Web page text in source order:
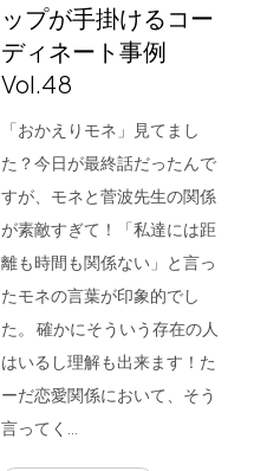
0965-52-0323
096-274-8175
0965-45-9282
ップが手掛けるコー
ディネート事例
Vol.48
「おかえりモネ」見てまし
た？今日が最終話だったんで
すが、モネと菅波先生の関係
が素敵すぎて！「私達には距
離も時間も関係ない」と言っ
たモネの言葉が印象的でし
た。 確かにそういう存在の人
はいるし理解も出来ます！た
ーだ恋愛関係において、そう
言ってく…